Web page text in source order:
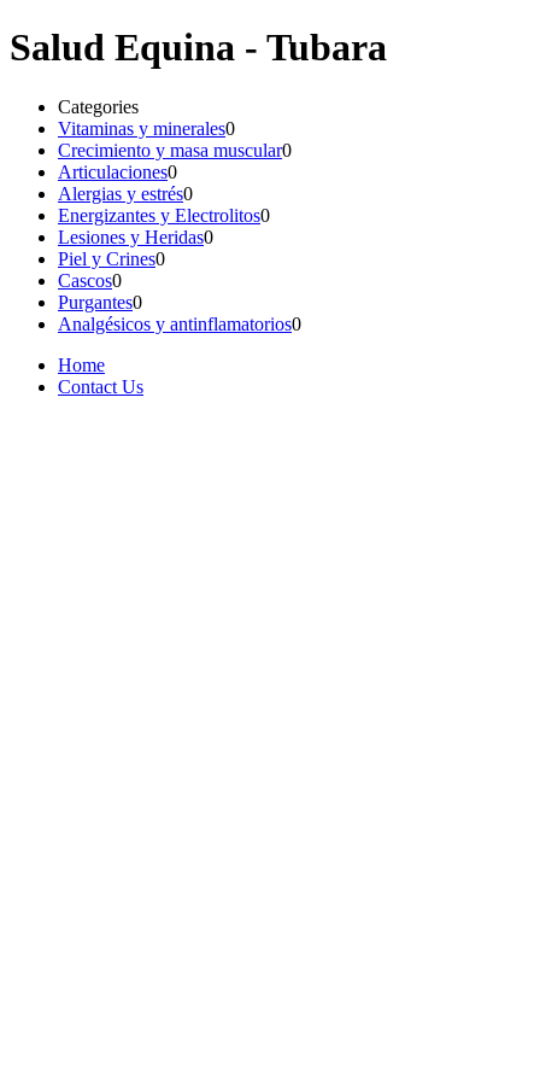
Salud Equina - Tubara
Categories
Vitaminas y minerales0
Crecimiento y masa muscular0
Articulaciones0
Alergias y estrés0
Energizantes y Electrolitos0
Lesiones y Heridas0
Piel y Crines0
Cascos0
Purgantes0
Analgésicos y antinflamatorios0
Home
Contact Us